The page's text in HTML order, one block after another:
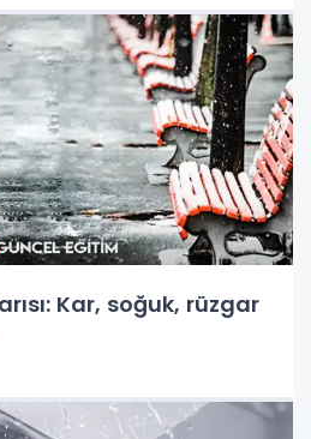
Kar, soğuk, rüzgar